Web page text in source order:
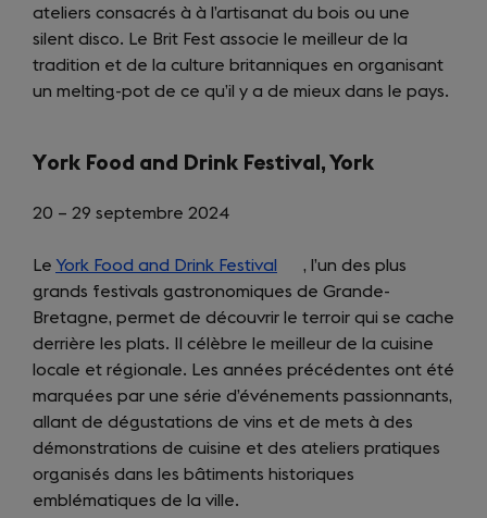
ateliers consacrés à à l’artisanat du bois ou une
silent disco. Le Brit Fest associe le meilleur de la
tradition et de la culture britanniques en organisant
un melting-pot de ce qu’il y a de mieux dans le pays.
York Food and Drink Festival, York
20 – 29 septembre 2024
Le York Food and Drink Festival
(opens
in
a
new
tab)
, l’un des plus
grands festivals gastronomiques de Grande-
Bretagne, permet de découvrir le terroir qui se cache
derrière les plats. Il célèbre le meilleur de la cuisine
locale et régionale. Les années précédentes ont été
marquées par une série d’événements passionnants,
allant de dégustations de vins et de mets à des
démonstrations de cuisine et des ateliers pratiques
organisés dans les bâtiments historiques
emblématiques de la ville.